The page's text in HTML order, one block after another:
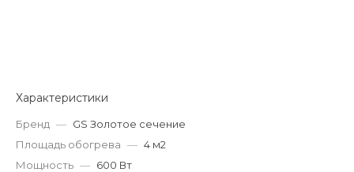
Характеристики
Бренд — GS Золотое сечение
Площадь обогрева — 4 м2
Мощность — 600 Вт